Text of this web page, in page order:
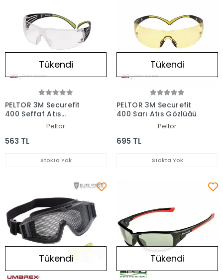
Tükendi
PELTOR 3M Securefit
400 Şeffaf Atış
Peltor
563 TL
Stokta Yok
Tükendi
PELTOR 3M Securefit
400 Sarı Atış Gözlüğü
Peltor
695 TL
Stokta Yok
Tükendi Tükendi